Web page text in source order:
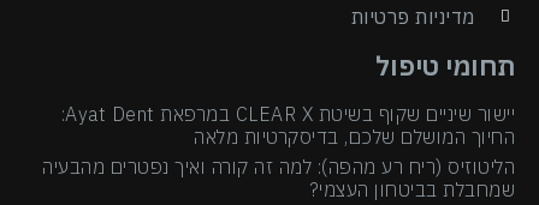
תחומי טיפול
יישור שיניים שקוף בשיטת CLEAR X במרפאת Ayat Dent:
החיוך המושלם שלכם, בדיסקרטיות מלאה
הליטוזיס (ריח רע מהפה): למה זה קורה ואיך נפטרים מהבעיה
שמחבלת בביטחון העצמי?
מדיניות פרטיות